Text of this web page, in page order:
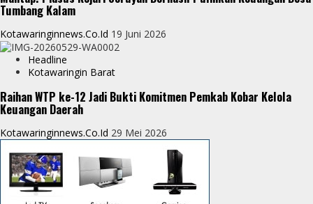
Tumbang Kalam
Kotawaringinnews.co.id 19 Juni 2026
Headline
Kotawaringin Barat
Raihan WTP ke-12 Jadi Bukti Komitmen Pemkab Kobar Kelola
Keuangan Daerah
Kotawaringinnews.co.id 29 Mei 2026